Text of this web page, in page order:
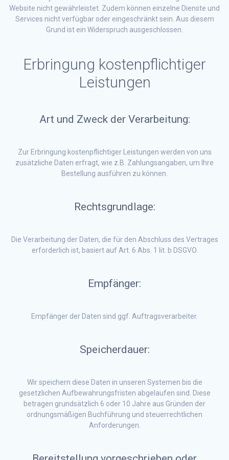
Website nicht gewährleistet. Zudem können einzelne Dienste und
Services nicht verfügbar oder eingeschränkt sein. Aus diesem
Grund ist ein Widerspruch ausgeschlossen.
Erbringung kostenpflichtiger
Leistungen
Art und Zweck der Verarbeitung:
Zur Erbringung kostenpflichtiger Leistungen werden von uns
zusätzliche Daten erfragt, wie z.B. Zahlungsangaben, um Ihre
Bestellung ausführen zu können.
Rechtsgrundlage:
Die Verarbeitung der Daten, die für den Abschluss des Vertrages
erforderlich ist, basiert auf Art. 6 Abs. 1 lit. b DSGVO.
Empfänger:
Empfänger der Daten sind ggf. Auftragsverarbeiter.
Speicherdauer:
Wir speichern diese Daten in unseren Systemen bis die
gesetzlichen Aufbewahrungsfristen abgelaufen sind. Diese
betragen grundsätzlich 6 oder 10 Jahre aus Gründen der
ordnungsmäßigen Buchführung und steuerrechtlichen
Anforderungen.